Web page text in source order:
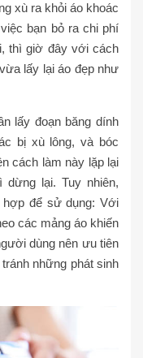
xù ra khỏi áo khoác
bạn bỏ ra chi phí
thì giờ đây với cách
lấy lại áo đẹp như
lấy đoạn băng dính
bị xù lông, và bóc
cách làm này lặp lại
lại. Tuy nhiên,
hợp để sử dụng: Với
các mảng áo khiến
dùng nên ưu tiên
những phát sinh